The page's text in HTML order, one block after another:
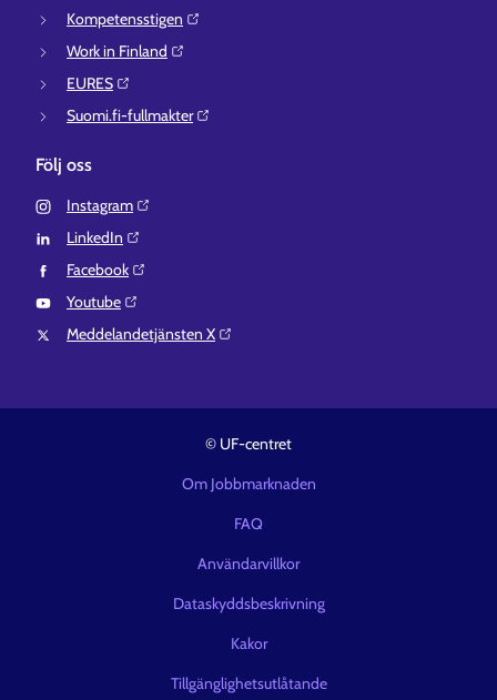
Kompetensstigen⁠
Work in Finland⁠
EURES⁠
Suomi.fi-fullmakter⁠
Följ oss
Instagram⁠
LinkedIn⁠
Facebook⁠
Youtube⁠
Meddelandetjänsten X⁠
© UF-centret
Om Jobbmarknaden
FAQ
Användarvillkor
Dataskyddsbeskrivning
Kakor
Tillgänglighetsutlåtande